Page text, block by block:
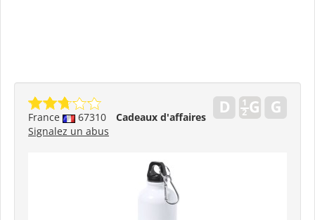
France 67310
Cadeaux d'affaires
Signalez un abus